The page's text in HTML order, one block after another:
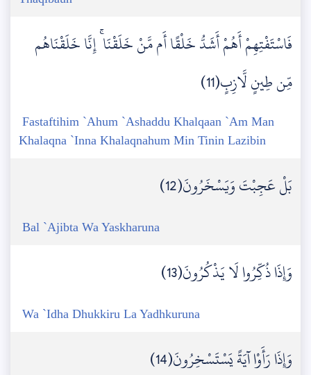
فَاسْتَفْتِهِمْ أَهُمْ أَشَدُّ خَلْقًا أَم مَّنْ خَلَقْنَا ۚ إِنَّا خَلَقْنَاهُم
مِّن طِينٍ لَّازِبٍ(11)
Fastaftihim `Ahum `Ashaddu Khalqaan `Am Man
Khalaqna `Inna Khalaqnahum Min Tinin Lazibin
بَلْ عَجِبْتَ وَيَسْخَرُونَ(12)
Bal `Ajibta Wa Yaskharuna
وَإِذَا ذُكِّرُوا لَا يَذْكُرُونَ(13)
Wa `Idha Dhukkiru La Yadhkuruna
وَإِذَا رَأَوْا آيَةً يَسْتَسْخِرُونَ(14)